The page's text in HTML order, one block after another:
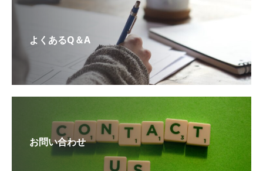
よくあるQ＆A
お問い合わせ